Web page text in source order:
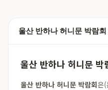
울산 반하나 허니문 박람회
울산 반하나 허니문 박
울산 반하나 허니문 박람회은(